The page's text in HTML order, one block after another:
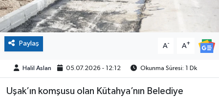
Paylaş A- A+
Halil Aslan 05.07.2026 - 12:12 Okunma Süresi: 1 Dk
Uşak’ın komşusu olan Kütahya’nın Belediye